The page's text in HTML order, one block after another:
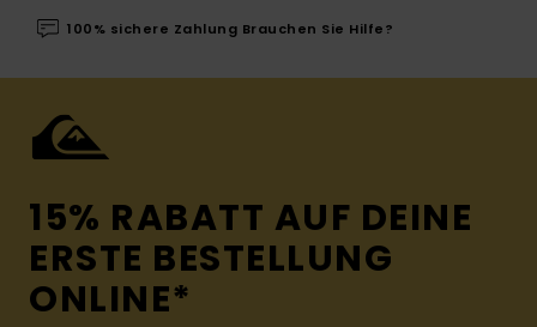
100% sichere Zahlung Brauchen Sie Hilfe?
15% RABATT AUF DEINE
ERSTE BESTELLUNG
ONLINE*